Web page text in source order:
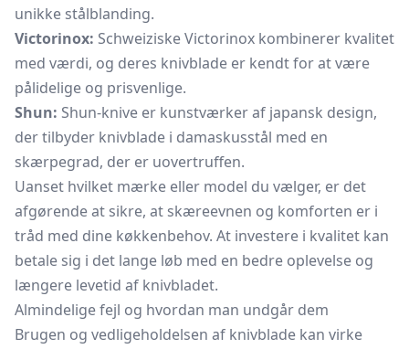
unikke stålblanding.
Victorinox: Schweiziske Victorinox kombinerer kvalitet
med værdi, og deres knivblade er kendt for at være
pålidelige og prisvenlige.
Shun: Shun-knive er kunstværker af japansk design,
der tilbyder knivblade i damaskusstål med en
skærpegrad, der er uovertruffen.
Uanset hvilket mærke eller model du vælger, er det
afgørende at sikre, at skæreevnen og komforten er i
tråd med dine køkkenbehov. At investere i kvalitet kan
betale sig i det lange løb med en bedre oplevelse og
længere levetid af knivbladet.
Almindelige fejl og hvordan man undgår dem
Brugen og vedligeholdelsen af knivblade kan virke